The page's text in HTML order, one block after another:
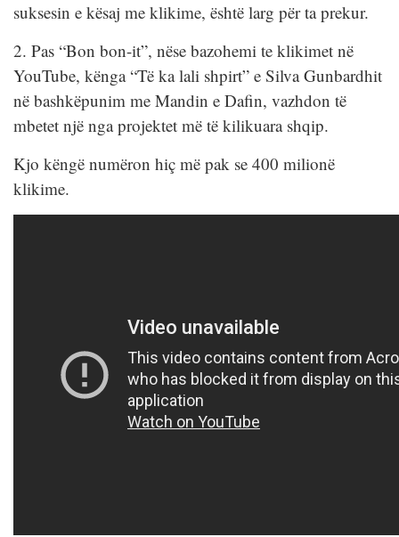
suksesin e kësaj me klikime, është larg për ta prekur.
2. Pas “Bon bon-it”, nëse bazohemi te klikimet në
YouTube, kënga “Të ka lali shpirt” e Silva Gunbardhit
në bashkëpunim me Mandin e Dafin, vazhdon të
mbetet një nga projektet më të kilikuara shqip.
Kjo këngë numëron hiç më pak se 400 milionë
klikime.